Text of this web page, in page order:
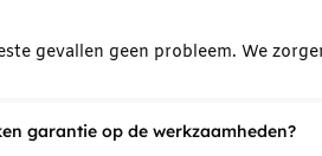
gevallen geen probleem. We
garantie op de werkzaamheden?